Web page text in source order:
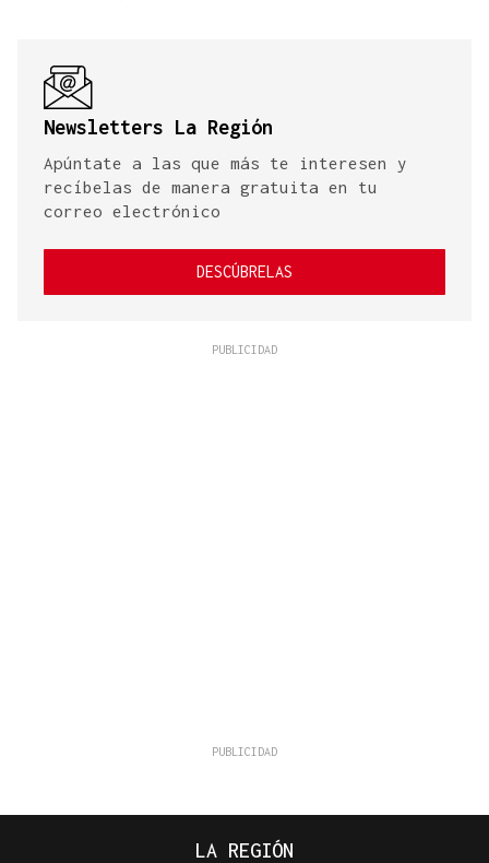
Newsletters La Región
Apúntate a las que más te interesen y
recíbelas de manera gratuita en tu
correo electrónico
DESCÚBRELAS
LA REGIÓN